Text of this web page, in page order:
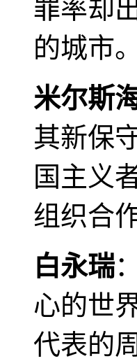
罪率却
的城市。
米尔斯
其新保
国主义
组织合
白永瑞
心的世
代表的